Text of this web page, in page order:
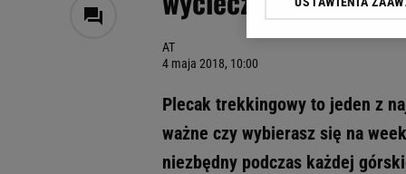
AT
4 maja 2018, 10:00
Plecak trekkingowy to jeden z
ważne czy wybierasz się na
niezbędny podczas każdej
Klikając „Akceptuję”
My, nasi Zaufani
Użycie dokładnych
Przechowywanie